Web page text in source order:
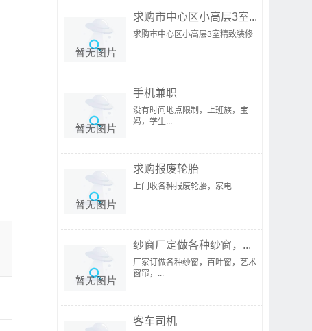
求购市中心区小高层3室...
求购市中心区小高层3室精致装修
手机兼职
没有时间地点限制，上班族，宝
妈，学生...
求购报废轮胎
上门收各种报废轮胎，家电
纱窗厂定做各种纱窗，...
厂家订做各种纱窗，百叶窗，艺术
窗帘，...
客车司机